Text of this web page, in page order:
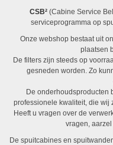
CSB² (Cabine Service
serviceprogramma op
Onze webshop bestaat uit
plaatsen
De filters zijn steeds op
gesneden worden. Zo
De onderhoudsproducten
professionele kwaliteit, die wij
Heeft u vragen over de
vragen,
De spuitcabines en